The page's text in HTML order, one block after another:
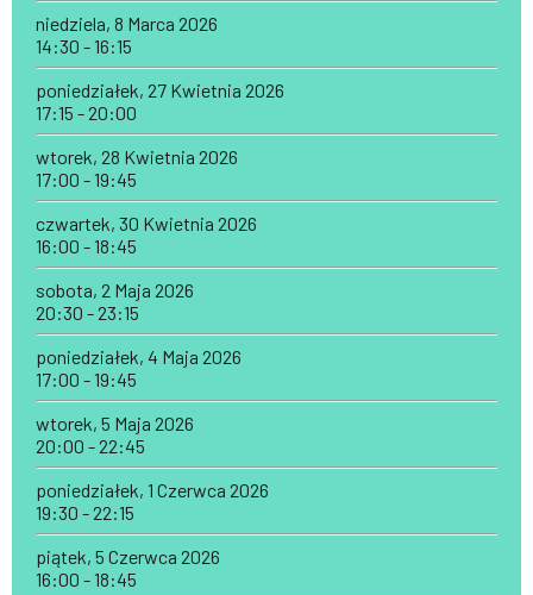
niedziela, 8 Marca 2026
14:30 - 16:15
poniedziałek, 27 Kwietnia 2026
17:15 - 20:00
wtorek, 28 Kwietnia 2026
17:00 - 19:45
czwartek, 30 Kwietnia 2026
16:00 - 18:45
sobota, 2 Maja 2026
20:30 - 23:15
poniedziałek, 4 Maja 2026
17:00 - 19:45
wtorek, 5 Maja 2026
20:00 - 22:45
poniedziałek, 1 Czerwca 2026
19:30 - 22:15
piątek, 5 Czerwca 2026
16:00 - 18:45